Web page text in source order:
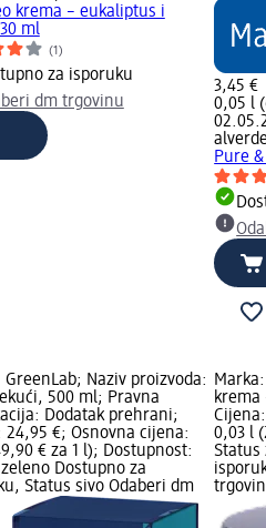
krema – eukaliptus i
ml
(1)
za isporuku
dm trgovinu
3,45 €
0,05 l
Pure
GreenLab; Naziv proizvoda:
500 ml; Pravna
Dodatak prehrani;
24,95 €; Osnovna cijena:
€ za 1 l); Dostupnost:
Dostupno za
Status sivo Odaberi dm
krema
0,03 l
Status